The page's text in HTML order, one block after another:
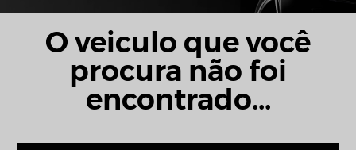
O veiculo que você
procura não foi
encontrado...